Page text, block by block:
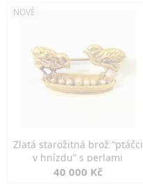
NOVÉ
Zlatá starožitná brož “ptáčci
v hnízdu” s perlami
40 000 Kč